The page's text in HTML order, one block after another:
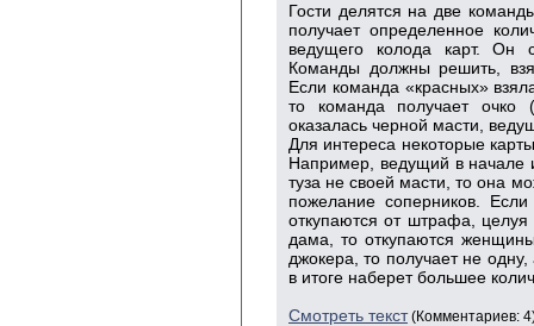
Гости делятся на две
получает определенное
ведущего колода карт. Он
Команды должны решить,
Если команда «красных»
то команда получает очко
оказалась черной масти,
Для интереса некоторые
Например, ведущий в начале
туза не своей масти, то она
пожелание соперников.
откупаются от штрафа,
дама, то откупаются
джокера, то получает не
в итоге наберет большее
Смотреть текст(Комментариев: